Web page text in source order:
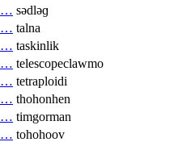
… sədləɡ
… talna
… taskinlik
… telescopeclawmo
… tetraploidi
… thohonhen
… timgorman
… tohohoov